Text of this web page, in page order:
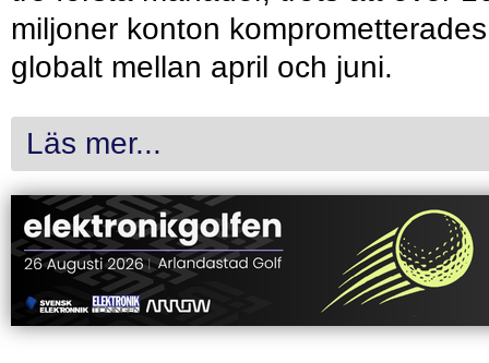
miljoner konton komprometterades
globalt mellan april och juni.
Läs mer...